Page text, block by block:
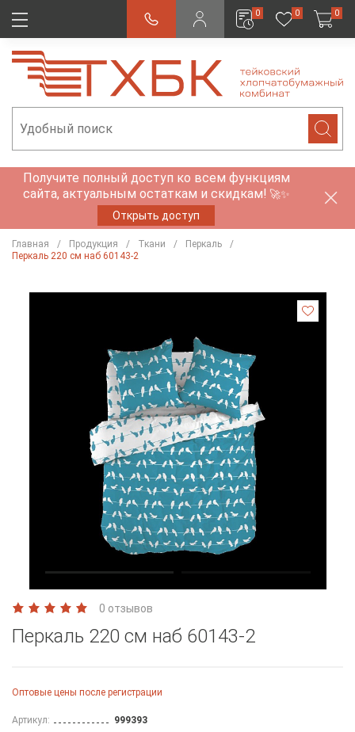
0 0 0
Получите полный доступ ко всем функциям
сайта, актуальным остаткам и скидкам! 🚀✨
Открыть доступ
Главная Продукция Ткани
Перкаль
Перкаль 220 см наб 60143-2
0 отзывов
Перкаль 220 см наб 60143-2
Оптовые цены после регистрации
Артикул: 999393